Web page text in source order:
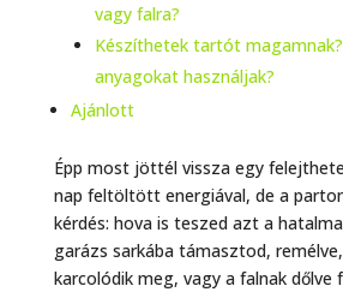
vagy falra?
Készíthetek tartót
anyagokat használjak?
Ajánlott
Épp most jöttél vissza egy
nap feltöltött energiával, de a
kérdés: hova is teszed azt a
garázs sarkába támasztod,
karcolódik meg, vagy a falnak dőlve